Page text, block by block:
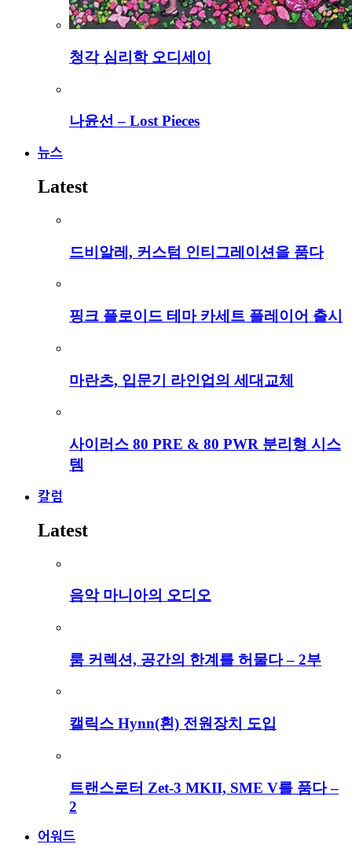
청각 심리학 오디세이
나윤선 – Lost Pieces
뉴스
Latest
드비알레, 커스텀 인티그레이션을 품다
핑크 플로이드 테마 카세트 플레이어 출시
마란츠, 입문기 라인업의 세대교체
사이러스 80 PRE & 80 PWR 분리형 시스
템
칼럼
Latest
음악 마니아의 오디오
룸 커렉션, 공간의 한계를 허물다 – 2부
캘릭스 Hynn(흰) 전원장치 도입
트랜스로터 Zet-3 MKII, SME V를 품다 –
2
어워드